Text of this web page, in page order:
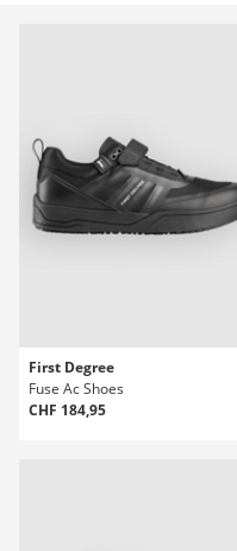
First Degree
Fuse Ac Shoes
CHF 184,95